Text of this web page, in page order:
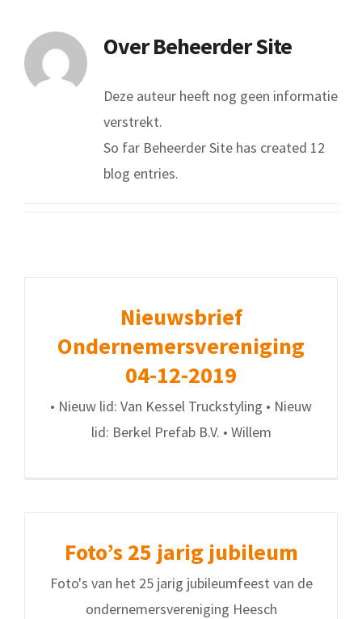
OverBeheerder Site
Deze auteur heeft nog geen informatie
verstrekt.
So far Beheerder Site has created 12
blog entries.
Nieuwsbrief
Ondernemersvereniging
04-12-2019
• Nieuw lid: Van Kessel Truckstyling • Nieuw
lid: Berkel Prefab B.V. • Willem
Foto’s 25 jarig jubileum
Foto's van het 25 jarig jubileumfeest van de
ondernemersvereniging Heesch